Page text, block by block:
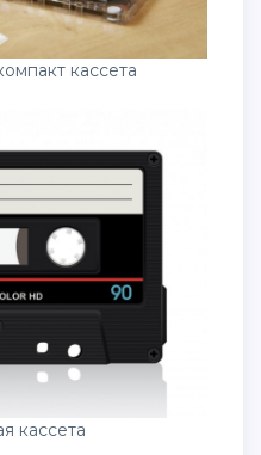
кассета
кассета